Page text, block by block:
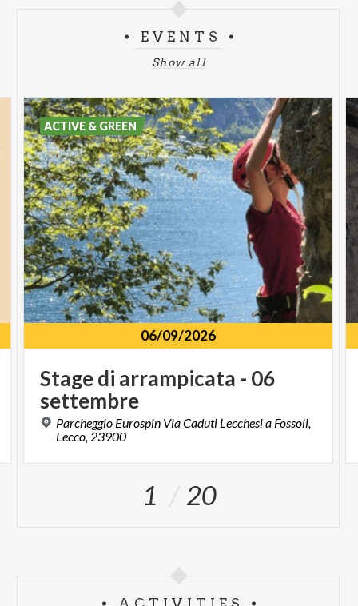
EVENTS
Show all
06/09/2026
Stagedi arrampicata - 06
settembre
Parcheggio Eurospin Via Caduti Lecchesi a Fossoli,
Lecco, 23900
ACTIVE & GREEN
1 20